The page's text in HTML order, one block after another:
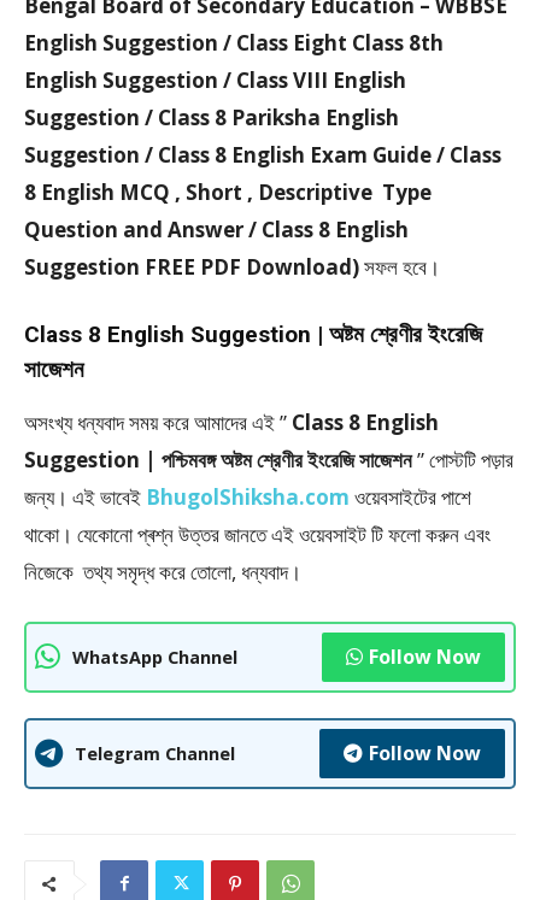
English Suggestion / Class Eight Class 8th
English Suggestion / Class VIII English
Suggestion / Class 8 Pariksha English
Suggestion / Class 8 English Exam Guide / Class
8 English MCQ , Short , Descriptive Type
Question and Answer / Class 8 English
Suggestion FREE PDF Download)সফল হবে।
Class 8 English Suggestion | অষ্টম শ্রেণীর ইংরেজি
সাজেশন
অসংখ্য ধন্যবাদ সময় করে আমাদের এই ” Class 8 English
Suggestion | পশ্চিমবঙ্গ অষ্টম শ্রেণীর ইংরেজি সাজেশন” পােস্টটি পড়ার
জন্য। এই ভাবেই BhugolShiksha.com ওয়েবসাইটের পাশে
থাকো। যেকোনো প্ৰশ্ন উত্তর জানতে এই ওয়েবসাইট টি ফলাে করুন এবং
নিজেকে তথ্য সমৃদ্ধ করে তোলো, ধন্যবাদ।
WhatsApp Channel Follow Now
Telegram Channel Follow Now